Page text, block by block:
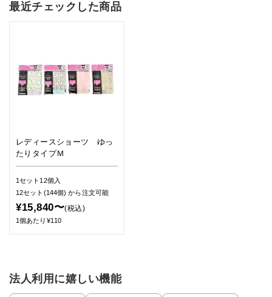
最近チェックした商品
レディースショーツ ゆっ
たりタイプＭ
1セット12個入
12セット(144個)から注文可能
¥15,840〜(税込)
1個あたり¥110
法人利用に嬉しい機能